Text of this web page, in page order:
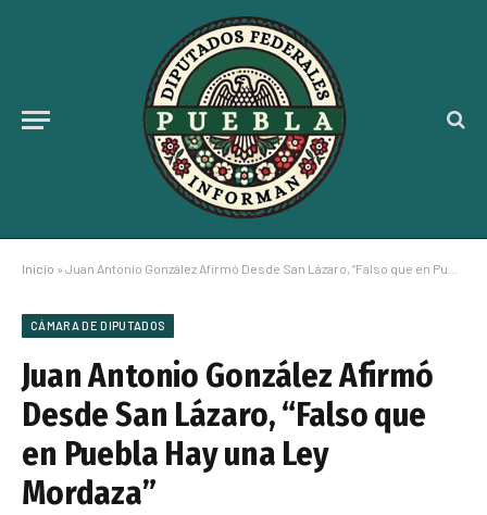
Inicio » Juan Antonio González Afirmó Desde San Lázaro, “Falso que en Puebla Hay una Ley Mordaza”
CÁMARA DE DIPUTADOS
Juan Antonio González Afirmó
Desde San Lázaro, “Falso que
en Puebla Hay una Ley
Mordaza”